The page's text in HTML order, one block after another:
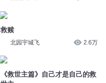
救赎
北园宇城飞 2.6万
《救世主篇》自己才是自己的救